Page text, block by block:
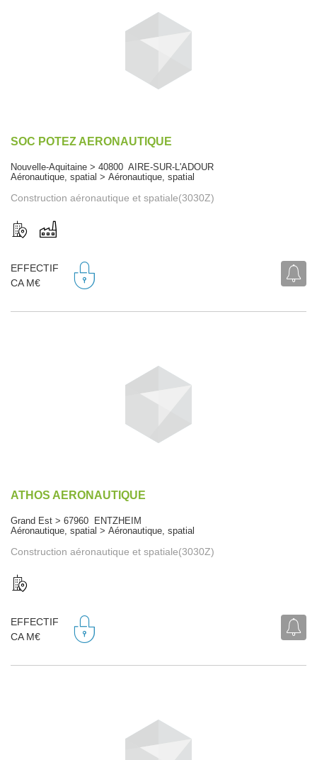
SOC POTEZ AERONAUTIQUE
Nouvelle-Aquitaine > 40800 AIRE-SUR-L'ADOUR
Aéronautique, spatial > Aéronautique, spatial
Construction aéronautique et spatiale(3030Z)
EFFECTIF
CA M€
ATHOS AERONAUTIQUE
Grand Est > 67960 ENTZHEIM
Aéronautique, spatial > Aéronautique, spatial
Construction aéronautique et spatiale(3030Z)
EFFECTIF
CA M€